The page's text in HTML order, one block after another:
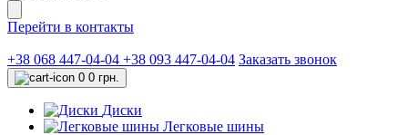
Перейти в контакты
+38 068 447-04-04 +38 093 447-04-04 Заказать звонок
0 0 грн.
Диски
Легковые шины